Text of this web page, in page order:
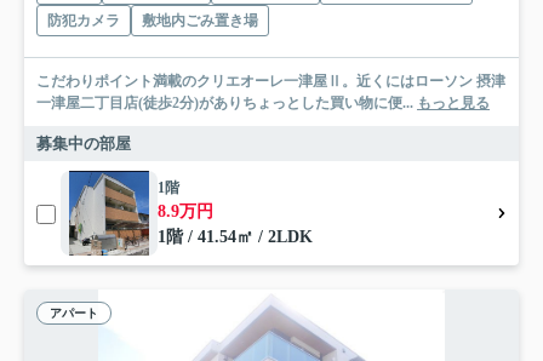
防犯カメラ
敷地内ごみ置き場
こだわりポイント満載のクリエオーレ一津屋Ⅱ。近くにはローソン 摂津
一津屋二丁目店(徒歩2分)がありちょっとした買い物に便... もっと見る
募集中の部屋
1階
8.9万円
1階 / 41.54㎡ / 2LDK
アパート